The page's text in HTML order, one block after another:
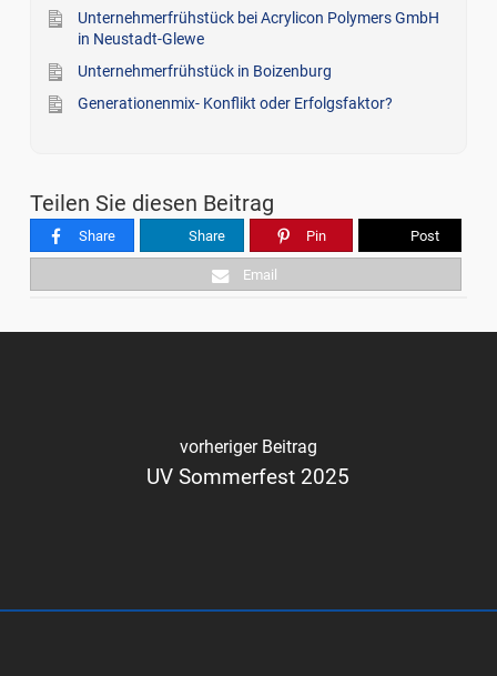
Unternehmerfrühstück bei Acrylicon Polymers GmbH
in Neustadt-Glewe
Unternehmerfrühstück in Boizenburg
Generationenmix- Konflikt oder Erfolgsfaktor?
Teilen Sie diesen Beitrag
Share Share Pin Post
Email
vorheriger Beitrag
UV Sommerfest 2025